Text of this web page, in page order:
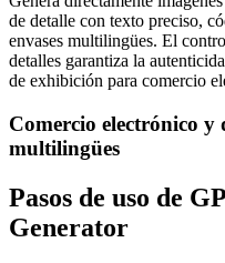
de detalle con texto preciso,
envases multilingües. El
detalles garantiza la
de exhibición para comercio
Comercio electrónico y
multilingües
Pasos de uso de
Generator